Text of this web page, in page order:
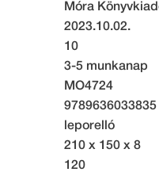
Móra
2023.10.02.
10
3-5 munkanap
MO4724
9789636033835
leporelló
210 x 150 x 8
120